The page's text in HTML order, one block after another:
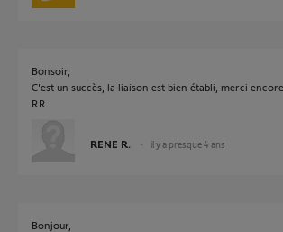
Bonsoir,
C'est un succès, la liaison est bien établi, merci encore
RR
RENE R. il y a presque 4 ans
Bonjour,